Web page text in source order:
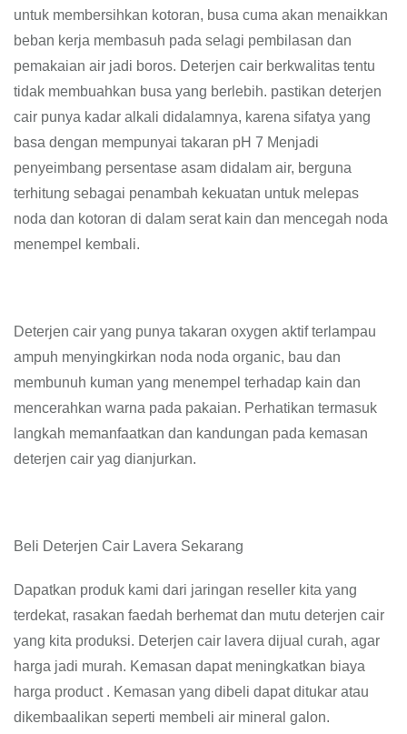
untuk membersihkan kotoran, busa cuma akan menaikkan
beban kerja membasuh pada selagi pembilasan dan
pemakaian air jadi boros. Deterjen cair berkwalitas tentu
tidak membuahkan busa yang berlebih. pastikan deterjen
cair punya kadar alkali didalamnya, karena sifatya yang
basa dengan mempunyai takaran pH 7 Menjadi
penyeimbang persentase asam didalam air, berguna
terhitung sebagai penambah kekuatan untuk melepas
noda dan kotoran di dalam serat kain dan mencegah noda
menempel kembali.
Deterjen cair yang punya takaran oxygen aktif terlampau
ampuh menyingkirkan noda noda organic, bau dan
membunuh kuman yang menempel terhadap kain dan
mencerahkan warna pada pakaian. Perhatikan termasuk
langkah memanfaatkan dan kandungan pada kemasan
deterjen cair yag dianjurkan.
Beli Deterjen Cair Lavera Sekarang
Dapatkan produk kami dari jaringan reseller kita yang
terdekat, rasakan faedah berhemat dan mutu deterjen cair
yang kita produksi. Deterjen cair lavera dijual curah, agar
harga jadi murah. Kemasan dapat meningkatkan biaya
harga product . Kemasan yang dibeli dapat ditukar atau
dikembaalikan seperti membeli air mineral galon.